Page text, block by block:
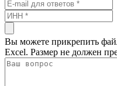
Вы можете прикрепить
Excel. Размер не должен